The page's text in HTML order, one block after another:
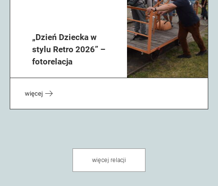
„Dzień Dziecka w
stylu Retro 2026” –
fotorelacja
więcej
więcej relacji